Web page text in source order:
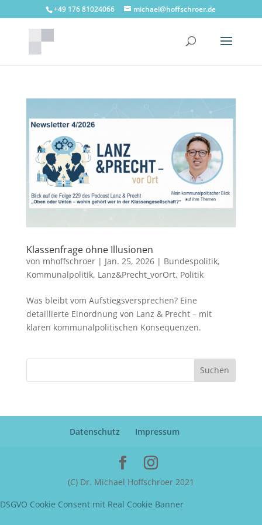
+49 176 81024066 michael@hoffschroer.de
Klassenfrage ohne Illusionen
von mhoffschroer| Jan. 25, 2026| Bundespolitik,
Kommunalpolitik, Lanz&Precht_vorOrt, Politik
Was bleibt vom Aufstiegsversprechen? Eine
detaillierte Einordnung von Lanz & Precht – mit
klaren kommunalpolitischen Konsequenzen.
Suchen
Datenschutz Impressum
(C) Dr. Michael Hoffschroer 2021
DSGVO Cookie Consent mit Real Cookie Banner